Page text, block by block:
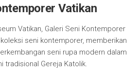
Vatikan
Vatikan, Galeri Seni Kontemporer
seni kontemporer, memberikan
seni rupa modern dalam
tradisional Gereja Katolik.